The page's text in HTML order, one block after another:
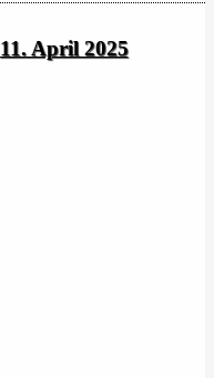
11. April 2025